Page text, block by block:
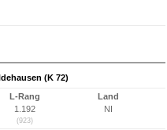
(K 72)
L-Rang
1.192
(923)
Land
NI